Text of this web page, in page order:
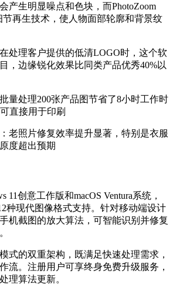
产生明显噪点和色块，而PhotoZoom
节再生技术，使人物面部轮廓和背景纹
处理客户提供的低清LOGO时，这个软
，边缘锐化效果比同类产品优秀40%以
量处理200张产品图节省了8小时工作时
直接用于印刷
老照片修复效率提升显著，特别是衣服
度超出预期
11创意工作版和macOS Ventura系统，
种现代图像格式支持。针对移动端设计
机截图的放大算法，可智能识别并修复
式的双重架构，既满足快速处理需求，
流。注册用户可享终身免费升级服务，
理算法更新。